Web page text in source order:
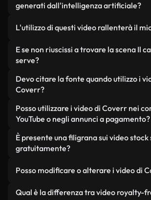
generati dall'intelligenza artificiale?
da filmati reali, girati da persone,
casco, e da video generati
artificiale. Ogni video è
L'utilizzo di questi video rallenterà il
Non se scegli le nostre versioni
Offriamo formati leggeri e pronti
mantengono alta la qualità, riducono
tempi di caricamento e migliorano
come LCP.
E se non riuscissi a trovare la scena Il
serve?
Puoi crearne uno all'istante
Studio. Ti basta descrivere la scena,
secondi un video personalizzato in
i nostri standard di licenza.
Devo citare la fonte quando utilizzo i
Coverr?
Non è richiesto alcun
Tutti i video presenti nella nostra
senza citare il creatore, sebbene sia
gradito.
Posso utilizzare i video di Coverr nei
YouTube o negli annunci a pagamento?
Sì. Tutti i filmati di Coverr possono
in video monetizzati su YouTube,
condizione che non si rivendano o
È presente una filigrana sui video
gratuitamente?
reali o generati dall'intelligenza
filigrane. Avrai a disposizione filmati
Posso modificare o alterare i video di
Sì. Siete liberi di tagliare, ritagliare o
Qual è la differenza tra video royalty-